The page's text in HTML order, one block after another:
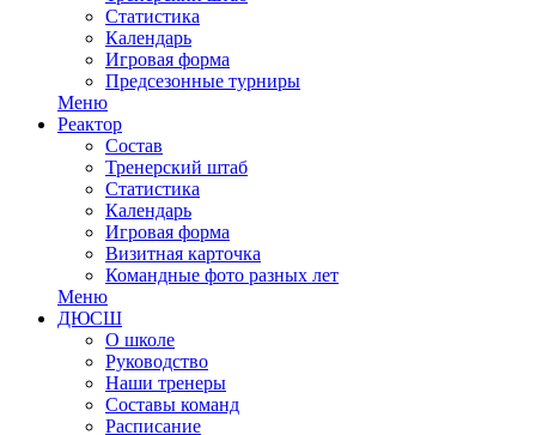
Статистика
Календарь
Игровая форма
Предсезонные турниры
Меню
Реактор
Состав
Тренерский штаб
Статистика
Календарь
Игровая форма
Визитная карточка
Командные фото разных лет
Меню
ДЮСШ
О школе
Руководство
Наши тренеры
Составы команд
Расписание